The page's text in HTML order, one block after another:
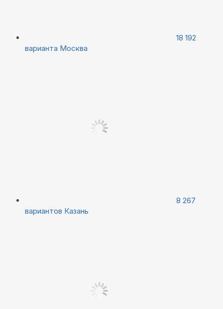
18 192
варианта Москва
8 267
вариантов Казань